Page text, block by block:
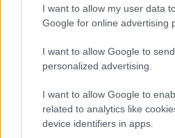
I want to allow my user data
Google for online advertising
I want to allow Google to
personalized advertising.
I want to allow Google to
related to analytics like
device identifiers in apps.
Μπαράζ παροχών
εκλογές: Σήμερα οι
Μητσοτάκη για τους
Καμπανάκι για την
τι πιστεύουν οι
Σύνταγμα